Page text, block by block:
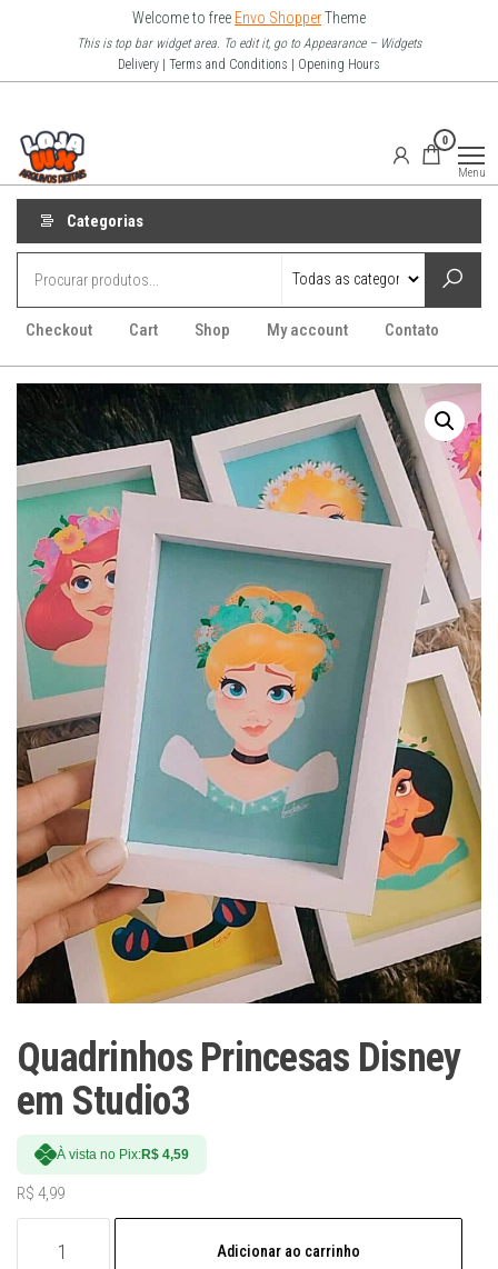
o
Welcome to free Envo ShopperTheme
This is top bar widget area. To edit it, go to Appearance – Widgets
Delivery | Terms and Conditions | Opening Hours
Arquivo
Digitais
0
Menu
Categorias
Checkout Cart Shop My account Contato
Quadrinhos Princesas Disney
em Studio3
À vista no Pix:R$ 4,59
R$ 4,99
Princesas
Adicionar ao carrinho